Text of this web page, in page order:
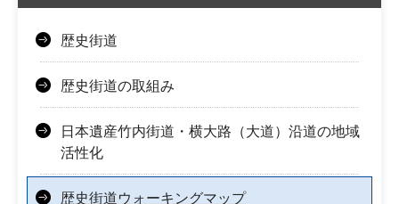
歴史街道
歴史街道の取組み
日本遺産竹内街道・横大路（大道）沿道の地域
活性化
歴史街道ウォーキングマップ